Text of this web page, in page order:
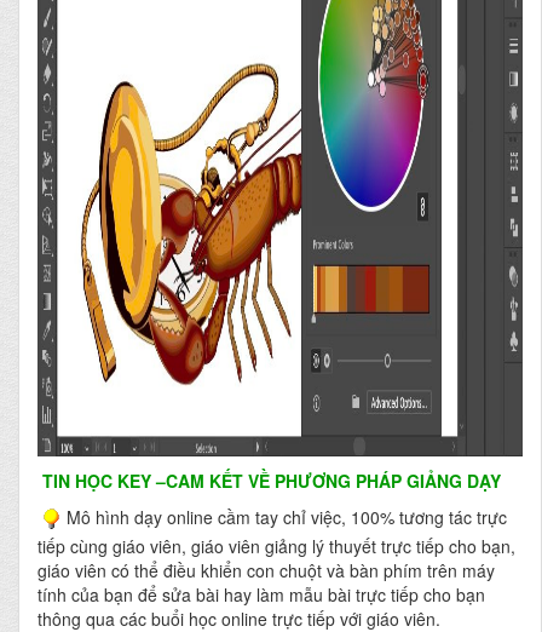
TIN HỌC KEY–CAM KẾT VỀ PHƯƠNG PHÁP GIẢNG DẠY
Mô hình dạy online cầm tay chỉ việc, 100% tương tác trực
tiếp cùng giáo viên, giáo viên giảng lý thuyết trực tiếp cho bạn,
giáo viên có thể điều khiển con chuột và bàn phím trên máy
tính của bạn để sửa bài hay làm mẫu bài trực tiếp cho bạn
thông qua các buổi học online trực tiếp với giáo viên.